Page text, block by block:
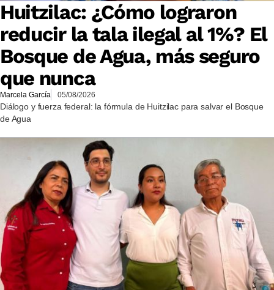
Huitzilac: ¿Cómo lograron
reducir la tala ilegal al 1%? El
Bosque de Agua, más seguro
que nunca
Marcela García 05/08/2026
Diálogo y fuerza federal: la fórmula de Huitzilac para salvar el Bosque
de Agua